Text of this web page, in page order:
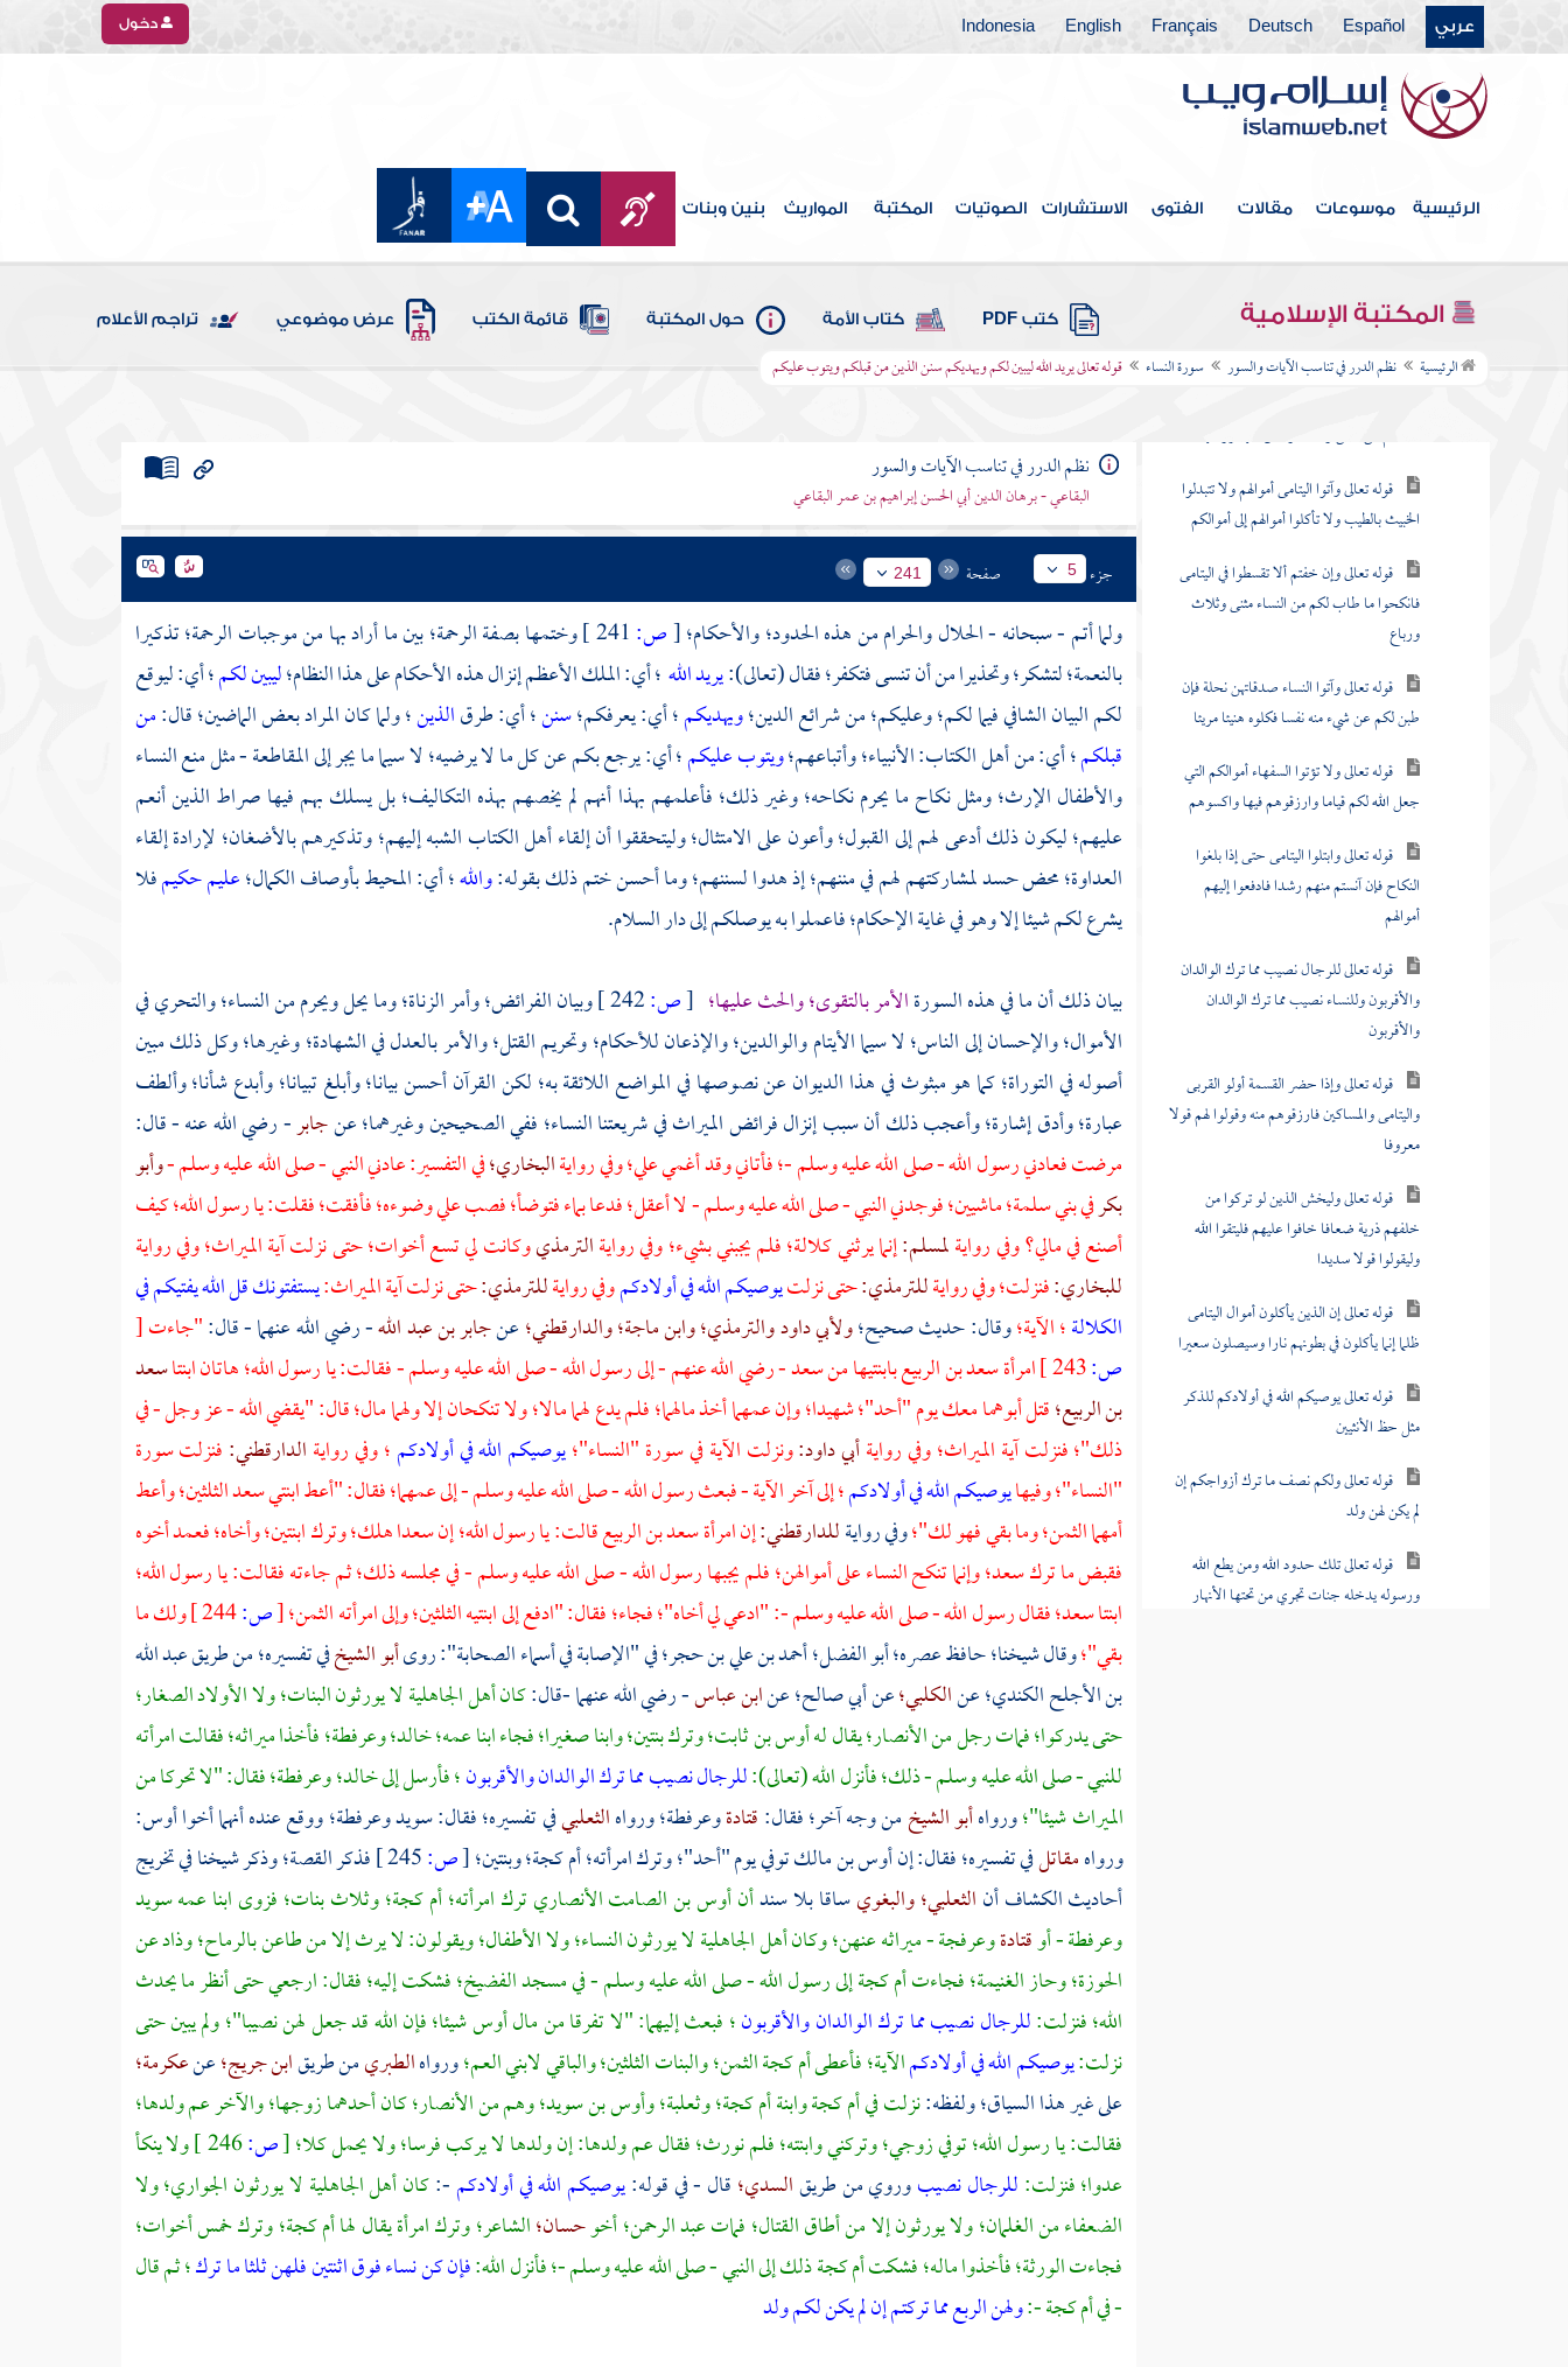
عربي Español
Deutsch
Français
English
Indonesia دخول
الرئيسية موسوعات مقالات الفتوى الاستشارات الصوتيات المكتبة المواريث بنين وبنات
المكتبة الإسلامية كتب PDF كتاب الأمة حول المكتبة قائمة الكتب عرض موضوعي تراجم الأعلام
الرئيسية نظم الدرر في تناسب الآيات والسور سورة النساء قوله تعالى يريد الله ليبين لكم ويهديكم سنن الذين من قبلكم ويتوب عليكم
فهرس الكتاب
مقدمة
سورة الفاتحة
سورة البقرة
سورة آل عمران
سورة النساء
خلقكم من نفس واحدة وخلق منها زوجها
قوله تعالى وآتوا اليتامى أموالهم ولا تتبدلوا
الخبيث بالطيب ولا تأكلوا أموالهم إلى أموالكم
قوله تعالى وإن خفتم ألا تقسطوا في اليتامى
فانكحوا ما طاب لكم من النساء مثنى وثلاث
ورباع
قوله تعالى وآتوا النساء صدقاتهن نحلة فإن
طبن لكم عن شيء منه نفسا فكلوه هنيئا مريئا
قوله تعالى ولا تؤتوا السفهاء أموالكم التي
جعل الله لكم قياما وارزقوهم فيها واكسوهم
قوله تعالى وابتلوا اليتامى حتى إذا بلغوا
النكاح فإن آنستم منهم رشدا فادفعوا إليهم
أموالهم
قوله تعالى للرجال نصيب مما ترك الوالدان
والأقربون وللنساء نصيب مما ترك الوالدان
والأقربون
قوله تعالى وإذا حضر القسمة أولو القربى
واليتامى والمساكين فارزقوهم منه وقولوا لهم قولا
معروفا
قوله تعالى وليخش الذين لو تركوا من
خلفهم ذرية ضعافا خافوا عليهم فليتقوا الله
وليقولوا قولا سديدا
قوله تعالى إن الذين يأكلون أموال اليتامى
ظلما إنما يأكلون في بطونهم نارا وسيصلون سعيرا
قوله تعالى يوصيكم الله في أولادكم للذكر
مثل حظ الأنثيين
قوله تعالى ولكم نصف ما ترك أزواجكم إن
لم يكن لهن ولد
قوله تعالى تلك حدود الله ومن يطع الله
ورسوله يدخله جنات تجري من تحتها الأنهار
نظم الدرر في تناسب الآيات والسور
البقاعي - برهان الدين أبي الحسن إبراهيم بن عمر البقاعي
جزء 5 صفحة 241
ولما أتم - سبحانه - الحلال والحرام من هذه الحدود؛ والأحكام؛[ص:
وختمها بصفة الرحمة؛ بين ما أراد بها من موجبات الرحمة؛ تذكيرا
بالنعمة؛ لتشكر؛ وتحذيرا من أن تنسى فتكفر؛ فقال (تعالى):يريد الله؛ أي: الملك الأعظم إنزال هذه الأحكام على هذا النظام؛ليبين لكم؛ أي: ليوقع
لكم البيان الشافي فيما لكم؛ وعليكم؛ من شرائع الدين؛ويهديكم؛ أي: يعرفكم؛سنن؛ أي: طرقالذين؛ ولما كان المراد بعض الماضين؛ قال:من
قبلكم؛ أي: من أهل الكتاب: الأنبياء؛ وأتباعهم؛ويتوب عليكم؛ أي: يرجع بكم عن كل ما لا يرضيه؛ لا سيما ما يجر إلى المقاطعة - مثل منع النساء
والأطفال الإرث؛ ومثل نكاح ما يحرم نكاحه؛ وغير ذلك؛ فأعلمهم بهذا أنهم لم يخصهم بهذه التكاليف؛ بل يسلك بهم فيها صراط الذين أنعم
عليهم؛ ليكون ذلك أدعى لهم إلى القبول؛ وأعون على الامتثال؛ وليتحققوا أن إلقاء أهل الكتاب الشبه إليهم؛ وتذكيرهم بالأضغان؛ لإرادة إلقاء
العداوة؛ محض حسد لمشاركتهم لهم في مننهم؛ إذ هدوا لسننهم؛ وما أحسن ختم ذلك بقوله:والله؛ أي: المحيط بأوصاف الكمال؛عليم حكيمفلا
يشرع لكم شيئا إلا وهو في غاية الإحكام؛ فاعملوا به يوصلكم إلى دار السلام.
بيان ذلك أن ما في هذه السورةالأمر بالتقوى؛ والحث عليها؛ [ص:
وبيان الفرائض؛ وأمر الزناة؛ وما يحل ويحرم من النساء؛ والتحري في
الأموال؛ والإحسان إلى الناس؛ لا سيما الأيتام والوالدين؛ والإذعان للأحكام؛ وتحريم القتل؛ والأمر بالعدل في الشهادة؛ وغيرها؛ وكل ذلك مبين
أصوله في التوراة؛ كما هو مبثوث في هذا الديوان عن نصوصها في المواضع اللائقة به؛ لكن القرآن أحسن بيانا؛ وأبلغ تبيانا؛ وأبدع شأنا؛ وألطف
عبارة؛ وأدق إشارة؛ وأعجب ذلك أن سبب إنزال فرائض الميراث في شريعتنا النساء؛ ففي الصحيحين وغيرهما؛ عنجابر- رضي الله عنه - قال:
مرضت فعادني رسول الله - صلى الله عليه وسلم -؛ فأتاني وقد أغمي علي؛ وفي روايةالبخاري؛في التفسير: عادني النبي - صلى الله عليه وسلم -وأبو
بكرفيبني سلمة؛ماشيين؛ فوجدني النبي - صلى الله عليه وسلم - لا أعقل؛ فدعا بماء فتوضأ؛ فصب علي وضوءه؛ فأفقت؛ فقلت: يا رسول الله؛ كيف
أصنع في مالي؟ وفي روايةلمسلم:إنما يرثني كلالة؛ فلم يجبني بشيء؛ وفي روايةالترمذيوكانت لي تسع أخوات؛ حتى نزلت آية الميراث؛ وفي رواية
للبخاري:فنزلت؛ وفي روايةللترمذي:حتى نزلتيوصيكم الله في أولادكموفي روايةللترمذي:حتى نزلت آية الميراث:يستفتونك قل الله يفتيكم في
الكلالة؛ الآية؛وقال: حديث صحيح؛ولأبي داودوالترمذي؛وابن ماجة؛والدارقطني؛عنجابر بن عبد الله- رضي الله عنهما - قال:"جاءت[
ص:
امرأة سعد بن الربيعبابنتيها منسعد- رضي الله عنهم - إلى رسول الله - صلى الله عليه وسلم - فقالت: يا رسول الله؛ هاتان ابنتاسعد
بن الربيع؛قتل أبوهما معك يوم"أحد"؛شهيدا؛ وإن عمهما أخذ مالهما؛ فلم يدع لهما مالا؛ ولا تنكحان إلا ولهما مال؛ قال: "يقضي الله - عز وجل - في
ذلك"؛ فنزلت آية الميراث؛ وفي روايةأبي داود:ونزلت الآية في سورة "النساء"؛يوصيكم الله في أولادكم؛ وفي روايةالدارقطني:فنزلت سورة
"النساء"؛ وفيهايوصيكم الله في أولادكم؛ إلى آخر الآية - فبعث رسول الله - صلى الله عليه وسلم - إلى عمهما؛ فقال: "أعط ابنتيسعدالثلثين؛ وأعط
أمهما الثمن؛ وما بقي فهو لك"؛وفي روايةللدارقطني:إنامرأة سعد بن الربيعقالت: يا رسول الله؛ إنسعداهلك؛ وترك ابنتين؛ وأخاه؛ فعمد أخوه
فقبض ما تركسعد؛وإنما تنكح النساء على أموالهن؛ فلم يجبها رسول الله - صلى الله عليه وسلم - في مجلسه ذلك؛ ثم جاءته فقالت: يا رسول الله؛
ابنتاسعد؛فقال رسول الله - صلى الله عليه وسلم -: "ادعي لي أخاه"؛ فجاء؛ فقال: "ادفع إلى ابنتيه الثلثين؛ وإلى امرأته الثمن؛[ص:
ولك ما
بقي"؛وقال شيخنا؛ حافظ عصره؛أبو الفضل؛ أحمد بن علي بن حجر؛في "الإصابة في أسماء الصحابة": روىأبو الشيخفي تفسيره؛ من طريقعبد الله
بن الأجلح الكندي؛عنالكلبي؛عنأبي صالح؛عنابن عباس- رضي الله عنهما -قال:كان أهل الجاهلية لا يورثون البنات؛ ولا الأولاد الصغار؛
حتى يدركوا؛ فمات رجل منالأنصار؛يقال لهأوس بن ثابت؛وترك بنتين؛ وابنا صغيرا؛ فجاء ابنا عمه؛خالد؛وعرفطة؛فأخذا ميراثه؛ فقالت امرأته
للنبي - صلى الله عليه وسلم - ذلك؛ فأنزل الله (تعالى):للرجال نصيب مما ترك الوالدان والأقربون؛ فأرسل إلىخالد؛وعرفطة؛فقال: "لا تحركا من
الميراث شيئا"؛ورواهأبو الشيخمن وجه آخر؛ فقال:قتادةوعرفطة؛ورواهالثعلبيفي تفسيره؛ فقال:سويدوعرفطة؛ووقع عنده أنهما أخواأوس:
ورواهمقاتلفي تفسيره؛ فقال: إنأوس بن مالكتوفي يوم"أحد"؛وترك امرأته؛أم كجة؛وبنتين؛[ص:
فذكر القصة؛ وذكر شيخنا في تخريج
أحاديث الكشاف أنالثعلبي؛والبغويساقا بلا سندأنأوس بن الصامت الأنصاريترك امرأته؛أم كجة؛وثلاث بنات؛ فزوى ابنا عمهسويد
وعرفطة- أوقتادةوعرفجة- ميراثه عنهن؛ وكان أهل الجاهلية لا يورثون النساء؛ ولا الأطفال؛ ويقولون: لا يرث إلا من طاعن بالرماح؛ وذاد عن
الحوزة؛ وحاز الغنيمة؛ فجاءتأم كجةإلى رسول الله - صلى الله عليه وسلم - فيمسجد الفضيخ؛فشكت إليه؛ فقال: ارجعي حتى أنظر ما يحدث
الله؛ فنزلت:للرجال نصيب مما ترك الوالدان والأقربون؛ فبعث إليهما: "لا تفرقا من مالأوسشيئا؛ فإن الله قد جعل لهن نصيبا"؛ ولم يبين حتى
نزلت:يوصيكم الله في أولادكمالآية؛ فأعطىأم كجةالثمن؛ والبنات الثلثين؛ والباقي لابني العم؛ورواهالطبريمن طريقابن جريج؛عنعكرمة؛
على غير هذا السياق؛ ولفظه:نزلت فيأم كجةوابنة أم كجة؛وثعلبة؛وأوس بن سويد؛وهم منالأنصار؛كان أحدهما زوجها؛ والآخر عم ولدها؛
فقالت: يا رسول الله؛ توفي زوجي؛ وتركني وابنته؛ فلم نورث؛ فقال عم ولدها: إن ولدها لا يركب فرسا؛ ولا يحمل كلا؛[ص:246 ]
ولا ينكأ
عدوا؛ فنزلت:للرجال نصيبوروي من طريقالسدي؛قال - في قوله:يوصيكم الله في أولادكم-:كان أهل الجاهلية لا يورثون الجواري؛ ولا
الضعفاء من الغلمان؛ ولا يورثون إلا من أطاق القتال؛ فماتعبد الرحمن؛أخوحسان؛الشاعر؛ وترك امرأة يقال لهاأم كجة؛وترك خمس أخوات؛
فجاءت الورثة؛ فأخذوا ماله؛ فشكتأم كجةذلك إلى النبي - صلى الله عليه وسلم -؛ فأنزل الله:فإن كن نساء فوق اثنتين فلهن ثلثا ما ترك؛ ثم قال
- فيأم كجة-:ولهن الربع مما تركتم إن لم يكن لكم ولد